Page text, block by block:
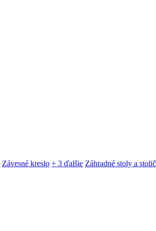
Závesné kreslo + 3 ďalšie Záhradné stoly a